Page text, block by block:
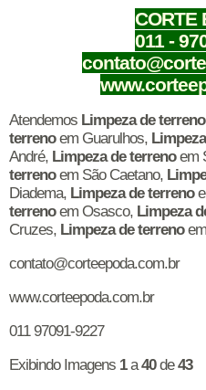
CORTE
011 -
Atendemos Limpeza de terreno
terrenoem Guarulhos,
André, Limpeza de terrenoem
terrenoem São Caetano,
Diadema, Limpeza de terreno
terrenoem Osasco, Limpeza
Cruzes, Limpeza de terreno
contato@corteepoda.com.br
www.corteepoda.com.br
011 97091-9227
Exibindo Imagens 1a40de43